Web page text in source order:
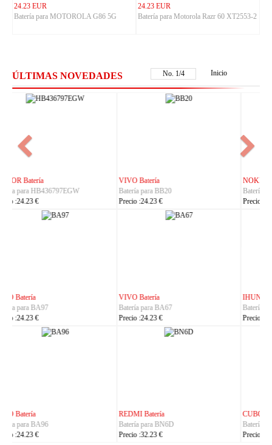
24.23 EUR
Batería para MOTOROLA G86 5G
24.23 EUR
Batería para Motorola Razr 60 XT2553-2
ÚLTIMAS NOVEDADES No. 1/4 Inicio
NOKIA Batería
Batería para BL-25AA
Precio :23.23 €
ASUS Batería
Batería para C21P2401
Precio :37.23 €
IHUNT Batería
Batería para Titan-P13000
Precio :30.23 €
HUACE Batería
Batería para LT60
Precio :42.23 €
CUBOT Batería
Batería para C35
Precio :24.23 €
PHILIPS Batería
Batería para S7105
Precio :24.23 €